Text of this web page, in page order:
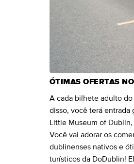
ÓTIMAS OFERTAS
A cada bilhete adulto
disso, você terá entrada
Little Museum of
Você vai adorar os
dublinenses nativos e
turísticos da DoDublin!